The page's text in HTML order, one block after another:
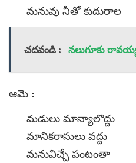
మనువు నీతో కుదురాల
చదవండి : నలుగూకు
ఆమె :
మడులు మాన్యాలొద్దు
మానికరాసులు వద్దు
మనువిచ్చే పంటంతా